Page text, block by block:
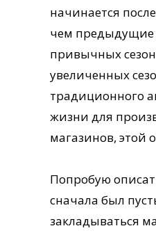
начинается
чем предыдущие
привычных
увеличенных
традиционного
жизни для
магазинов,
Попробую
сначала был
закладываться